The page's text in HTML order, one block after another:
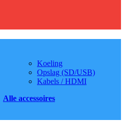
Koeling
Opslag (SD/USB)
Kabels / HDMI
Alle accessoires